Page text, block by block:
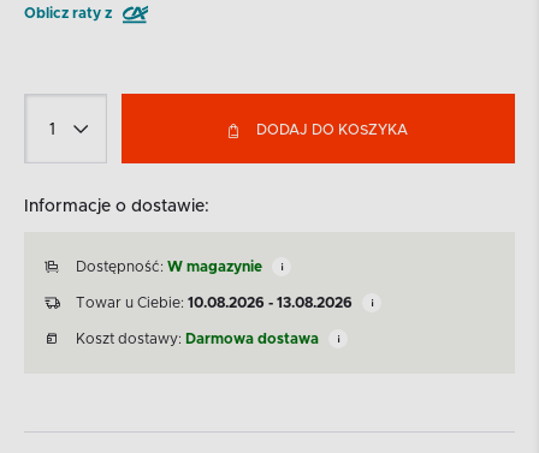
Oblicz raty z
DODAJ DO KOSZYKA
Informacje o dostawie:
Dostępność: W magazynie
Towar u Ciebie: 10.08.2026 - 13.08.2026
Koszt dostawy: Darmowa dostawa